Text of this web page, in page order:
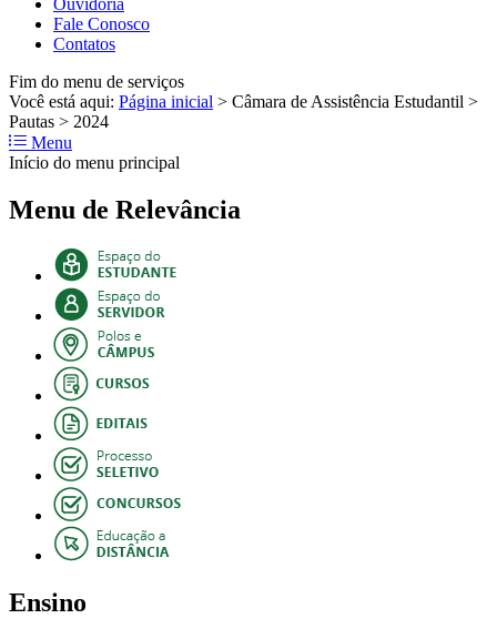
Fale Conosco
Contatos
Fim do menu de serviços
Você está aqui: Página inicial > Câmara de Assistência Estudantil >
Pautas > 2024
Menu
Início do menu principal
Menu de Relevância
Ensino